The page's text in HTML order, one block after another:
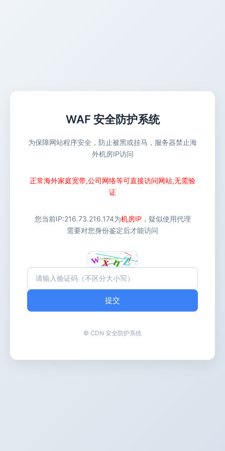
WAF 安全防护系统
为保障网站程序安全，防止被黑或挂马，服务器禁止海
外机房IP访问
正常海外家庭宽带,公司网络等可直接访问网站,无需验
证
您当前IP:216.73.216.174为机房IP ，疑似使用代理
需要对您身份鉴定后才能访问
提交
© CDN 安全防护系统